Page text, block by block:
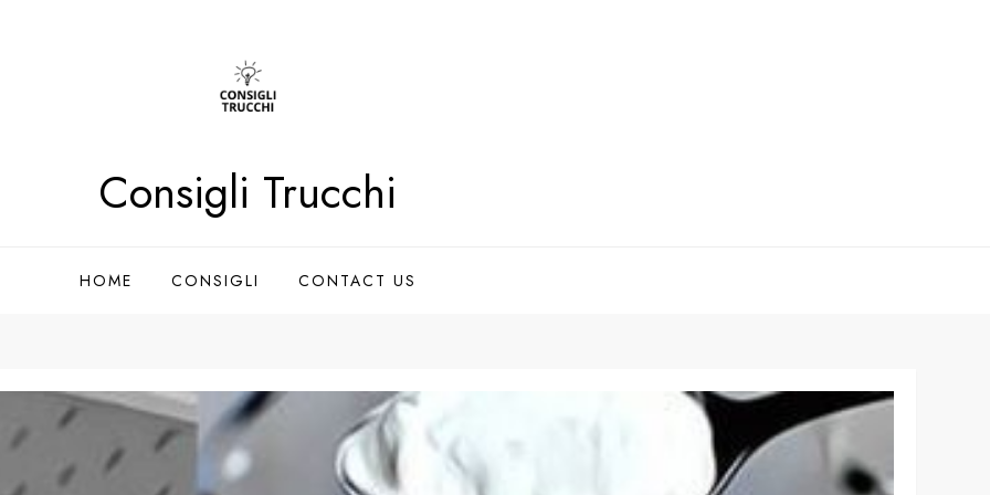
Consigli Trucchi
HOME CONSIGLI CONTACT US